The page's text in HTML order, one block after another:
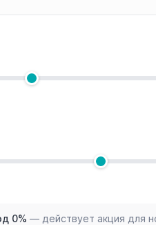
0% — действует акция для